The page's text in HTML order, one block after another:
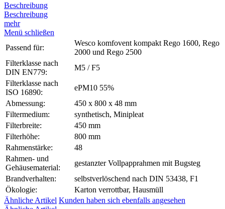
Beschreibung
Beschreibung
mehr
Menü schließen
Passend für:
Wesco komfovent kompakt Rego 1600, Rego
2000 und Rego 2500
Filterklasse nach
DIN EN779:
M5 / F5
Filterklasse nach
ISO 16890:
ePM10 55%
Abmessung:
450 x 800 x 48 mm
Filtermedium:
synthetisch, Minipleat
Filterbreite:
450 mm
Filterhöhe:
800 mm
Rahmenstärke:
48
Rahmen- und
Gehäusematerial:
gestanzter Vollpapprahmen mit Bugsteg
Brandverhalten:
selbstverlöschend nach DIN 53438, F1
Ökologie:
Karton verrottbar, Hausmüll
Ähnliche Artikel Kunden haben sich ebenfalls angesehen